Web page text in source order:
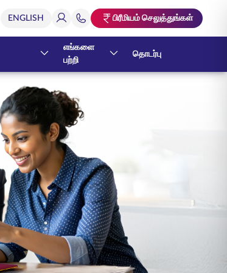
பிரீமியம் செலுத்துங்கள்
எங்களை
பற்றி
தொடர்பு